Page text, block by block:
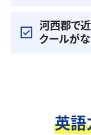
河西郡で
クールが
英語